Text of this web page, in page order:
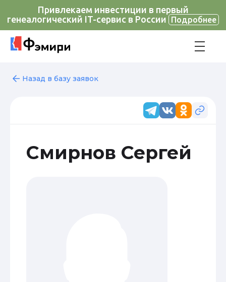
Привлекаем инвестиции в первый
генеалогический IT-сервис в России
Подробнее
Назад в базу заявок
Смирнов Сергей